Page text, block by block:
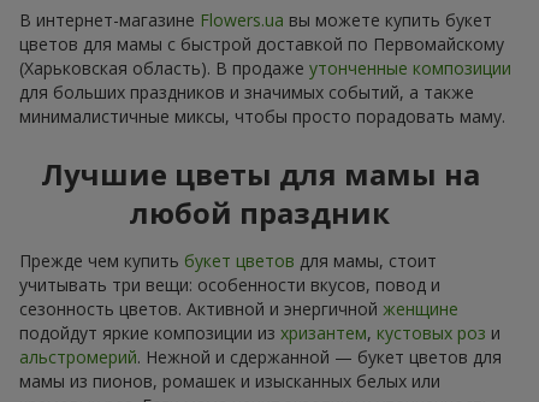
В интернет-магазине Flowers.ua вы можете купить букет
цветов для мамы с быстрой доставкой по Первомайскому
(Харьковская область). В продаже утонченные композиции
для больших праздников и значимых событий, а также
минималистичные миксы, чтобы просто порадовать маму.
Лучшие цветы для мамы на
любой праздник
Прежде чем купить букет цветов для мамы, стоит
учитывать три вещи: особенности вкусов, повод и
сезонность цветов. Активной и энергичной женщине
подойдут яркие композиции из хризантем, кустовых роз и
альстромерий. Нежной и сдержанной — букет цветов для
мамы из пионов, ромашек и изысканных белых или